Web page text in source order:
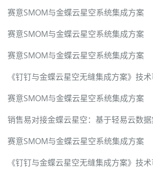
赛意SMOM与金蝶云星空系统集成方案
赛意SMOM与金蝶云星空系统集成方案
赛意SMOM与金蝶云星空系统集成方案
《钉钉与金蝶云星空无缝集成方案》技
赛意SMOM与金蝶云星空系统集成方案
赛意SMOM与金蝶云星空系统集成方案
《钉钉与金蝶云星空无缝集成方案》技